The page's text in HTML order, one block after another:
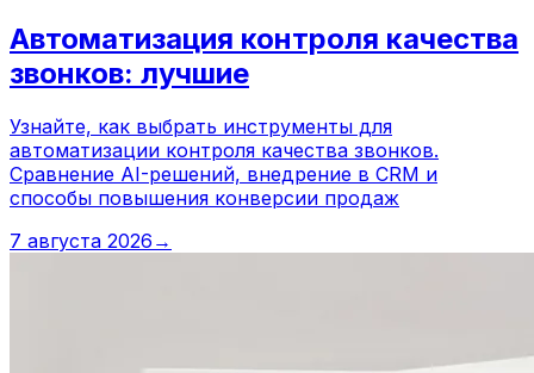
Автоматизация контроля качества
звонков: лучшие
Узнайте, как выбрать инструменты для
автоматизации контроля качества звонков.
Сравнение AI-решений, внедрение в CRM и
способы повышения конверсии продаж
7 августа 2026 →